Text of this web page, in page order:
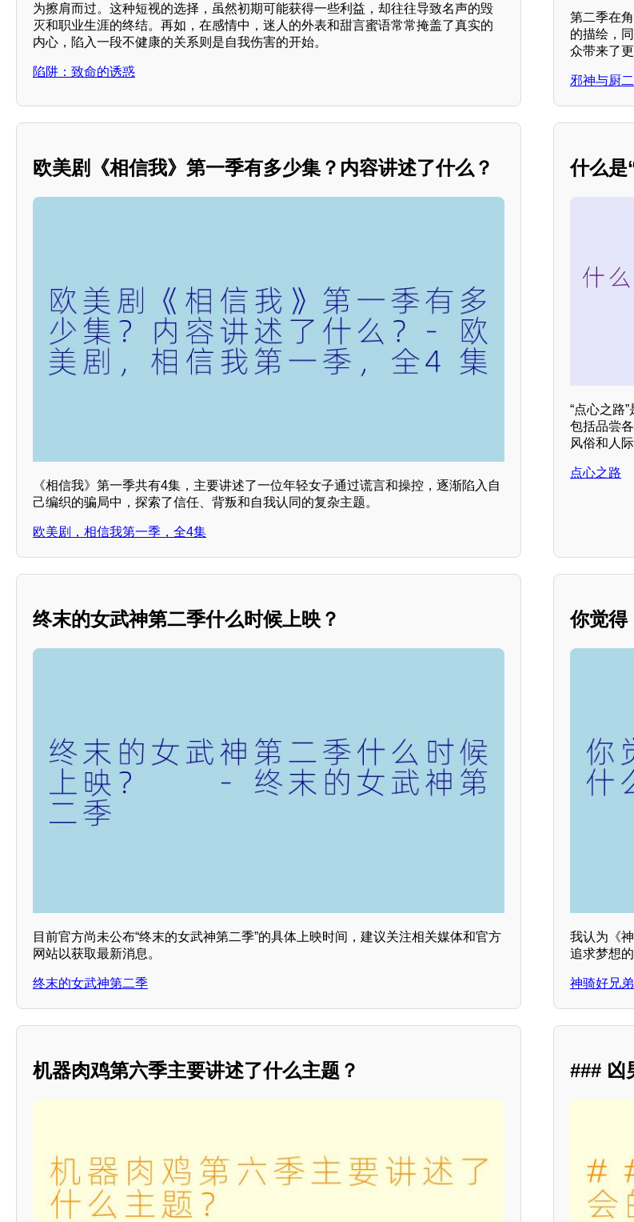
为擦肩而过。这种短视的选择，虽然初期可能获得一些利益，却往往导致名声的毁
灭和职业生涯的终结。再如，在感情中，迷人的外表和甜言蜜语常常掩盖了真实的
内心，陷入一段不健康的关系则是自我伤害的开始。
陷阱：致命的诱惑
第二季在
的描绘，
众带来了
邪神与厨
欧美剧《相信我》第一季有多少集？内容讲述了什么？
《相信我》第一季共有4集，主要讲述了一位年轻女子通过谎言和操控，逐渐陷入自
己编织的骗局中，探索了信任、背叛和自我认同的复杂主题。
欧美剧，相信我第一季，全4集
什么是
“点心之路
包括品尝
风俗和人
点心之路
终末的女武神第二季什么时候上映？
目前官方尚未公布“终末的女武神第二季”的具体上映时间，建议关注相关媒体和官方
网站以获取最新消息。
终末的女武神第二季
你觉得
我认为《
追求梦想
神骑好兄弟
机器肉鸡第六季主要讲述了什么主题？ ### 凶